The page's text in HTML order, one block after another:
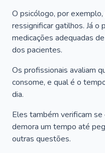
O psicólogo, por
ressignificar gatilhos. Já o
medicações adequadas
dos pacientes.
Os profissionais avaliam
consome, e qual é o
dia.
Eles também verificam
demora um tempo até
outras questões.